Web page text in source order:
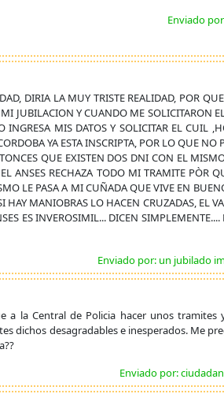
Enviado
DIRIA LA MUY TRISTE REALIDAD, POR
JUBILACION Y CUANDO ME SOLICITARON
INGRESA MIS DATOS Y SOLICITAR EL CUIL
YA ESTA INSCRIPTA, POR LO QUE
QUE EXISTEN DOS DNI CON EL
ANSES RECHAZA TODO MI TRAMITE PÒR
LE PASA A MI CUÑADA QUE VIVE EN
MANIOBRAS LO HACEN CRUZADAS, EL
ES INVEROSIMIL... DICEN
Enviado por: un jubilado
la Central de Policia hacer unos tramites
dichos desagradables e inesperados. Me
Enviado por: